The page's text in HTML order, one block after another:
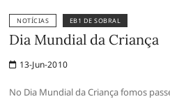
NOTÍCIAS EB1 DE SOBRAL
Dia Mundial da Criança
13-Jun-2010
No Dia Mundial da Criança fomos